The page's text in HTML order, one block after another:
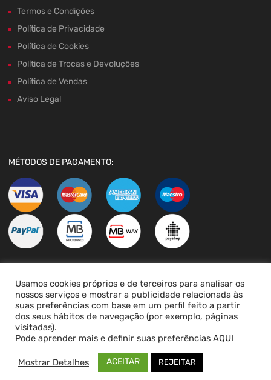
Termos e Condições
Política de Privacidade
Política de Cookies
Política de Trocas e Devoluções
Política de Vendas
Aviso Legal
MÉTODOS DE PAGAMENTO:
LIVRO DE RECLAMAÇÕES
Usamos cookies próprios e de terceiros para analisar os
nossos serviços e mostrar a publicidade relacionada às
suas preferências com base em um perfil feito a partir
dos seus hábitos de navegação (por exemplo, páginas
visitadas).
Pode aprender mais e definir suas preferências AQUI
Mostrar Detalhes ACEITAR REJEITAR